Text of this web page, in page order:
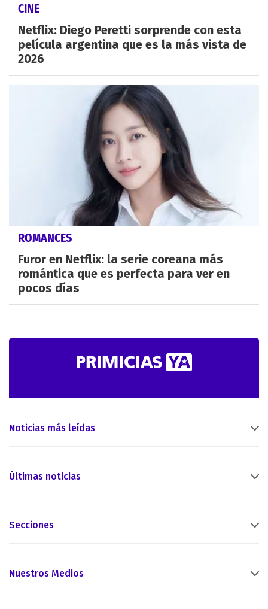
CINE
Netflix: Diego Peretti sorprende con esta
película argentina que es la más vista de
2026
ROMANCES
Furor en Netflix: la serie coreana más
romántica que es perfecta para ver en
pocos días
Noticias más leídas
Últimas noticias
Secciones
Nuestros Medios